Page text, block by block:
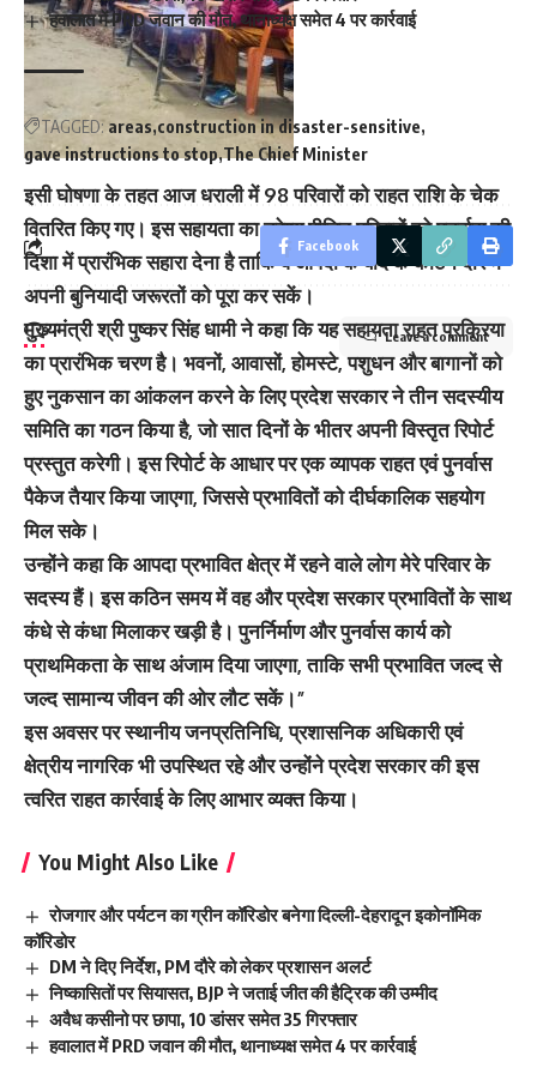
इसी घोषणा के तहत आज धराली में 98 परिवारों को राहत राशि के चेक
वितरित किए गए। इस सहायता का उद्देश्य पीड़ित परिवारों को पुनर्वास की
दिशा में प्रारंभिक सहारा देना है ताकि वे आपदा के बाद के कठिन दौर में
अपनी बुनियादी जरूरतों को पूरा कर सकें।
मुख्यमंत्री श्री पुष्कर सिंह धामी ने कहा कि यह सहायता राहत प्रक्रिया
का प्रारंभिक चरण है। भवनों, आवासों, होमस्टे, पशुधन और बागानों को
हुए नुकसान का आंकलन करने के लिए प्रदेश सरकार ने तीन सदस्यीय
समिति का गठन किया है, जो सात दिनों के भीतर अपनी विस्तृत रिपोर्ट
प्रस्तुत करेगी। इस रिपोर्ट के आधार पर एक व्यापक राहत एवं पुनर्वास
पैकेज तैयार किया जाएगा, जिससे प्रभावितों को दीर्घकालिक सहयोग
मिल सके।
उन्होंने कहा कि आपदा प्रभावित क्षेत्र में रहने वाले लोग मेरे परिवार के
सदस्य हैं। इस कठिन समय में वह और प्रदेश सरकार प्रभावितों के साथ
कंधे से कंधा मिलाकर खड़ी है। पुनर्निर्माण और पुनर्वास कार्य को
प्राथमिकता के साथ अंजाम दिया जाएगा, ताकि सभी प्रभावित जल्द से
जल्द सामान्य जीवन की ओर लौट सकें।”
इस अवसर पर स्थानीय जनप्रतिनिधि, प्रशासनिक अधिकारी एवं
क्षेत्रीय नागरिक भी उपस्थित रहे और उन्होंने प्रदेश सरकार की इस
त्वरित राहत कार्रवाई के लिए आभार व्यक्त किया।
You Might Also Like
रोजगार और पर्यटन का ग्रीन कॉरिडोर बनेगा दिल्ली-देहरादून इकोनॉमिक
कॉरिडोर
DM ने दिए निर्देश, PM दौरे को लेकर प्रशासन अलर्ट
निष्कासितों पर सियासत, BJP ने जताई जीत की हैट्रिक की उम्मीद
अवैध कसीनो पर छापा, 10 डांसर समेत 35 गिरफ्तार
हवालात में PRD जवान की मौत, थानाध्यक्ष समेत 4 पर कार्रवाई
हवालात में PRD जवान की मौत, थानाध्यक्ष समेत 4 पर कार्रवाई
TAGGED:areas construction in disaster-sensitive
gave instructions to stop The Chief Minister
Facebook
Leave a comment